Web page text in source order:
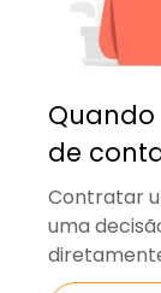
de
Contratar
uma